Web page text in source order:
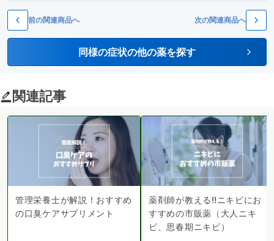
前の関連商品へ 次の関連商品へ
同様の症状の他の薬を探す
関連記事
管理栄養士が解説！おすすめ
の口臭ケアサプリメント
薬剤師が教える‼︎ニキビにお
すすめの市販薬（大人ニキ
ビ、思春期ニキビ）